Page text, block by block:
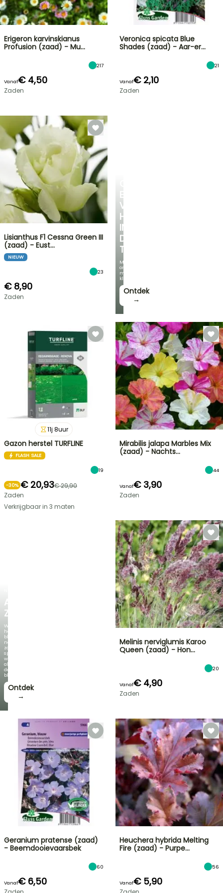
EEN
VERKOELEND
HOEKJE
IN
DE
TUIN
Met
onze
mooiste
klimplanten!
Ontdek
→
AGAPANTHUS
ZAMBEZI
Wanneer
het
blad
net
zo
spectaculair
wordt
als
de
bloei!
Ontdek
→
Erigeron karvinskianus
Profusion (zaad) - Mu…
217
Vanaf€ 4,50
Zaden
Veronica spicata Blue
Shades (zaad) - Aar-er…
21
Vanaf€ 2,10
Zaden
Lisianthus F1 Cessna Green III
(zaad) - Eust…
NIEUW
23
€ 8,90
Zaden
11j 8uur
Gazon herstel TURFLINE
FLASH SALE
19
-30% € 20,93€ 29,90
Zaden
Verkrijgbaar in 3 maten
Mirabilis jalapa Marbles Mix
(zaad) - Nachts…
44
Vanaf€ 3,90
Zaden
Melinis nerviglumis Karoo
Queen (zaad) - Hon…
20
Vanaf€ 4,90
Zaden
Geranium pratense (zaad)
- Beemdooievaarsbek
60
Vanaf€ 6,50
Heuchera hybrida Melting
Fire (zaad) - Purpe…
56
Vanaf€ 5,90